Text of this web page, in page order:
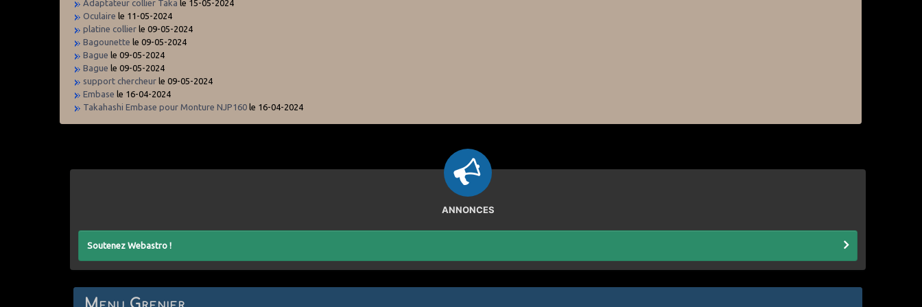
Adaptateur collier Taka le 15-05-2024
Oculaire le 11-05-2024
platine collier le 09-05-2024
Bagounette le 09-05-2024
Bague le 09-05-2024
Bague le 09-05-2024
support chercheur le 09-05-2024
Embase le 16-04-2024
Takahashi Embase pour Monture NJP160 le 16-04-2024
ANNONCES
Soutenez Webastro !